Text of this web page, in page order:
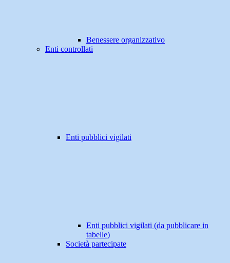
Benessere organizzativo
Enti controllati
Enti pubblici vigilati
Enti pubblici vigilati (da pubblicare in
tabelle)
Società partecipate